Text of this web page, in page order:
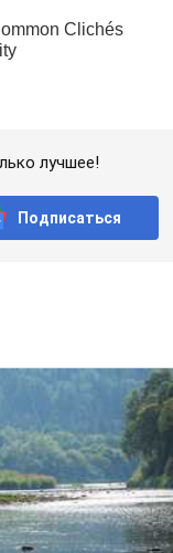
лучшее!
Подписаться